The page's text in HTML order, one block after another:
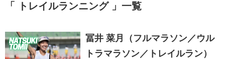
「 トレイルランニング 」一覧
冨井 菜月（フルマラソン／ウル
トラマラソン／トレイルラン）